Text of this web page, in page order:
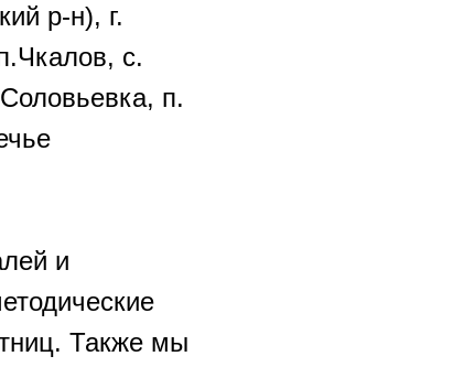
р-н), г.
с.
п.
и
Также мы